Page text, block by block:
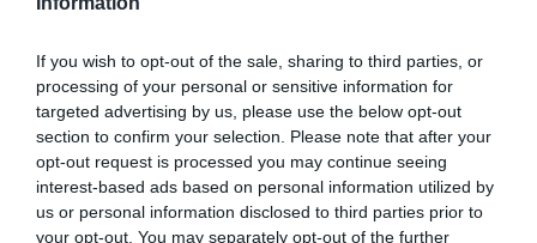
If you wish to opt-out of the sale, sharing to third parties, or
processing of your personal or sensitive information for
targeted advertising by us, please use the below opt-out
section to confirm your selection. Please note that after your
opt-out request is processed you may continue seeing
interest-based ads based on personal information utilized by
us or personal information disclosed to third parties prior to
your opt-out. You may separately opt-out of the further
πρωταγωνιστήσουν στο μέλλον, οφείλουμε
εμπιστοσύνης, όπου η Τεχνητή Νοημοσύνη
γίνεται αντιληπτή ως έναςκαταλύτης που
ενισχύει και συμπληρώνει την ανθρώπινη
ικανότητα, αντί να την αντικαθιστά. Ο
στόχος είναι το AI να διαχειρίζεται το